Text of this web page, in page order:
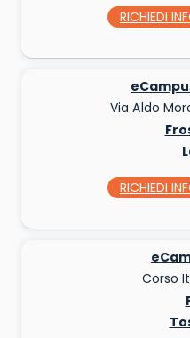
RICHIEDI
Via Aldo
RICHIEDI
Corso